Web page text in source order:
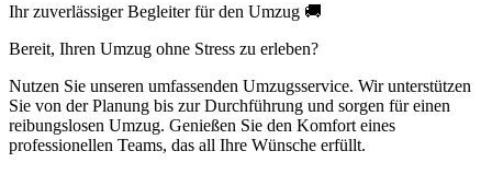
Ihr zuverlässiger Begleiter für den Umzug 🚚
Bereit, Ihren Umzug ohne Stress zu erleben?
Nutzen Sie unseren umfassenden Umzugsservice. Wir unterstützen
Sie von der Planung bis zur Durchführung und sorgen für einen
reibungslosen Umzug. Genießen Sie den Komfort eines
professionellen Teams, das all Ihre Wünsche erfüllt.